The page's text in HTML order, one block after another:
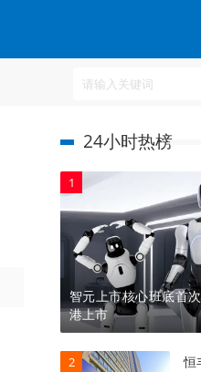
24小时热榜
1
智元上市核心班底首
港上市
2
恒